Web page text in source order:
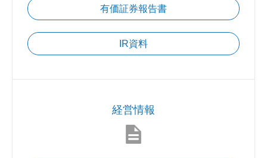
有価証券報告書
IR資料
経営情報